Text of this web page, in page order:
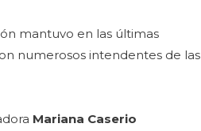
mantuvo en las últimas
numerosos intendentes de las
Mariana Caserio